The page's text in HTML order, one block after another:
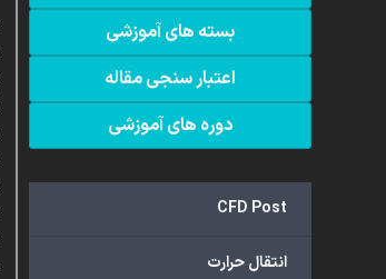
بسته های آموزشی
اعتبار سنجی مقاله
دوره های آموزشی
CFD Post
انتقال حرارت